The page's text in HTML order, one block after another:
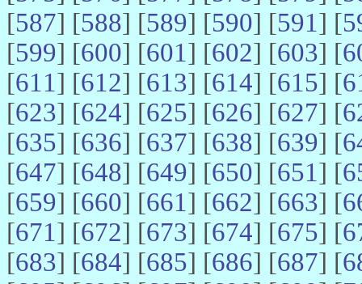
[587] [588] [589] [590] [591] [
[599] [600] [601] [602] [603] [
[611] [612] [613] [614] [615] [
[623] [624] [625] [626] [627] [
[635] [636] [637] [638] [639] [
[647] [648] [649] [650] [651] [
[659] [660] [661] [662] [663] [
[671] [672] [673] [674] [675] [
[683] [684] [685] [686] [687] [